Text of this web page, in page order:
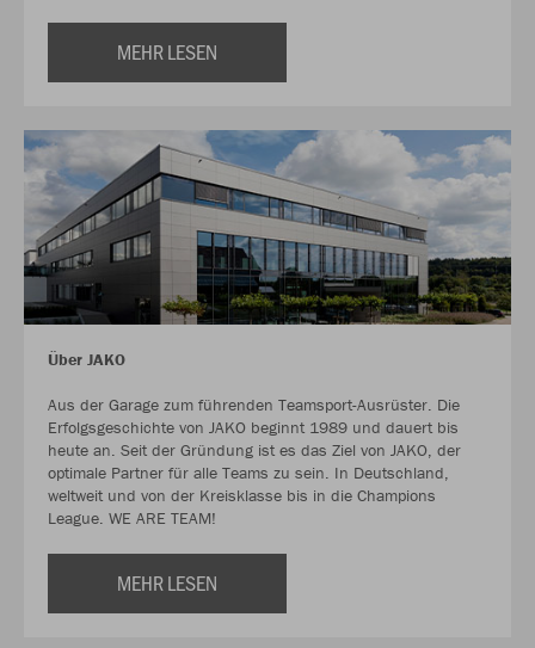
MEHR LESEN
Über JAKO
Aus der Garage zum führenden Teamsport-Ausrüster. Die
Erfolgsgeschichte von JAKO beginnt 1989 und dauert bis
heute an. Seit der Gründung ist es das Ziel von JAKO, der
optimale Partner für alle Teams zu sein. In Deutschland,
weltweit und von der Kreisklasse bis in die Champions
League. WE ARE TEAM!
MEHR LESEN